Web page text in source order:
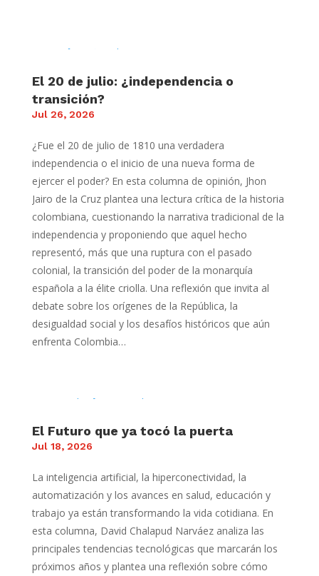
El 20 de julio: ¿independencia o
transición?
Jul 26, 2026
¿Fue el 20 de julio de 1810 una verdadera
independencia o el inicio de una nueva forma de
ejercer el poder? En esta columna de opinión, Jhon
Jairo de la Cruz plantea una lectura crítica de la historia
colombiana, cuestionando la narrativa tradicional de la
independencia y proponiendo que aquel hecho
representó, más que una ruptura con el pasado
colonial, la transición del poder de la monarquía
española a la élite criolla. Una reflexión que invita al
debate sobre los orígenes de la República, la
desigualdad social y los desafíos históricos que aún
enfrenta Colombia…
El Futuro que ya tocó la puerta
Jul 18, 2026
La inteligencia artificial, la hiperconectividad, la
automatización y los avances en salud, educación y
trabajo ya están transformando la vida cotidiana. En
esta columna, David Chalapud Narváez analiza las
principales tendencias tecnológicas que marcarán los
próximos años y plantea una reflexión sobre cómo